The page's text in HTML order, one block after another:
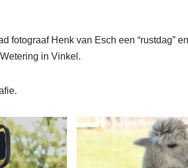
fotograaf Henk van Esch een “rustdag”
in Vinkel.